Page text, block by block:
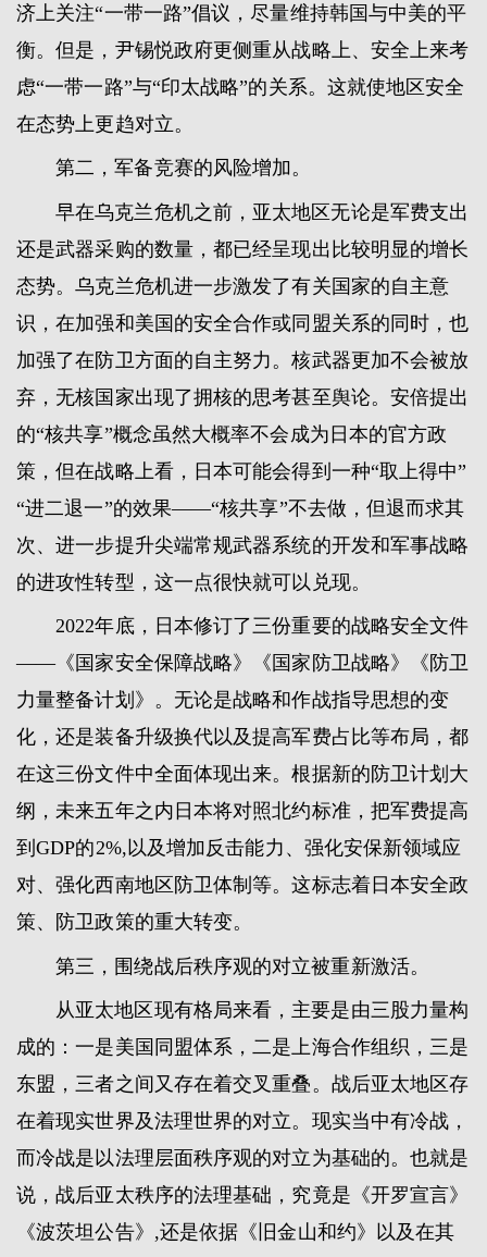
济上关注“一带一路”倡议，尽量维持韩国与中美的平
衡。但是，尹锡悦政府更侧重从战略上、安全上来考
虑“一带一路”与“印太战略”的关系。这就使地区安全
在态势上更趋对立。
第二，军备竞赛的风险增加。
早在乌克兰危机之前，亚太地区无论是军费支出
还是武器采购的数量，都已经呈现出比较明显的增长
态势。乌克兰危机进一步激发了有关国家的自主意
识，在加强和美国的安全合作或同盟关系的同时，也
加强了在防卫方面的自主努力。核武器更加不会被放
弃，无核国家出现了拥核的思考甚至舆论。安倍提出
的“核共享”概念虽然大概率不会成为日本的官方政
策，但在战略上看，日本可能会得到一种“取上得中”
“进二退一”的效果——“核共享”不去做，但退而求其
次、进一步提升尖端常规武器系统的开发和军事战略
的进攻性转型，这一点很快就可以兑现。
2022年底，日本修订了三份重要的战略安全文件
——《国家安全保障战略》《国家防卫战略》《防卫
力量整备计划》。无论是战略和作战指导思想的变
化，还是装备升级换代以及提高军费占比等布局，都
在这三份文件中全面体现出来。根据新的防卫计划大
纲，未来五年之内日本将对照北约标准，把军费提高
到GDP的2%,以及增加反击能力、强化安保新领域应
对、强化西南地区防卫体制等。这标志着日本安全政
策、防卫政策的重大转变。
第三，围绕战后秩序观的对立被重新激活。
从亚太地区现有格局来看，主要是由三股力量构
成的：一是美国同盟体系，二是上海合作组织，三是
东盟，三者之间又存在着交叉重叠。战后亚太地区存
在着现实世界及法理世界的对立。现实当中有冷战，
而冷战是以法理层面秩序观的对立为基础的。也就是
说，战后亚太秩序的法理基础，究竟是《开罗宣言》
《波茨坦公告》,还是依据《旧金山和约》以及在其